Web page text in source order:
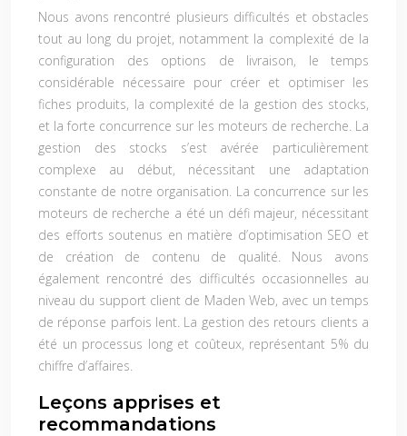
Nous avons rencontré plusieurs difficultés et obstacles
tout au long du projet, notamment la complexité de la
configuration des options de livraison, le temps
considérable nécessaire pour créer et optimiser les
fiches produits, la complexité de la gestion des stocks,
et la forte concurrence sur les moteurs de recherche. La
gestion des stocks s’est avérée particulièrement
complexe au début, nécessitant une adaptation
constante de notre organisation. La concurrence sur les
moteurs de recherche a été un défi majeur, nécessitant
des efforts soutenus en matière d’optimisation SEO et
de création de contenu de qualité. Nous avons
également rencontré des difficultés occasionnelles au
niveau du support client de Maden Web, avec un temps
de réponse parfois lent. La gestion des retours clients a
été un processus long et coûteux, représentant 5% du
chiffre d’affaires.
Leçons apprises et
recommandations